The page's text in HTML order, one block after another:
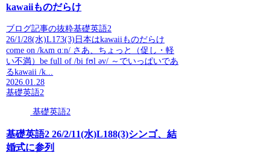
kawaiiものだらけ
ブログ記事の抜粋基礎英語2
26/1/28(水)L173(3)日本はkawaiiものだらけ
come on /kʌm ɑːn/ さあ、ちょっと（促し・軽
い不満）be full of /bi fʊl əv/ ～でいっぱいであ
るkawaii /k...
2026.01.28
基礎英語2
基礎英語2
基礎英語2 26/2/11(水)L188(3)シンゴ、結
婚式に参列